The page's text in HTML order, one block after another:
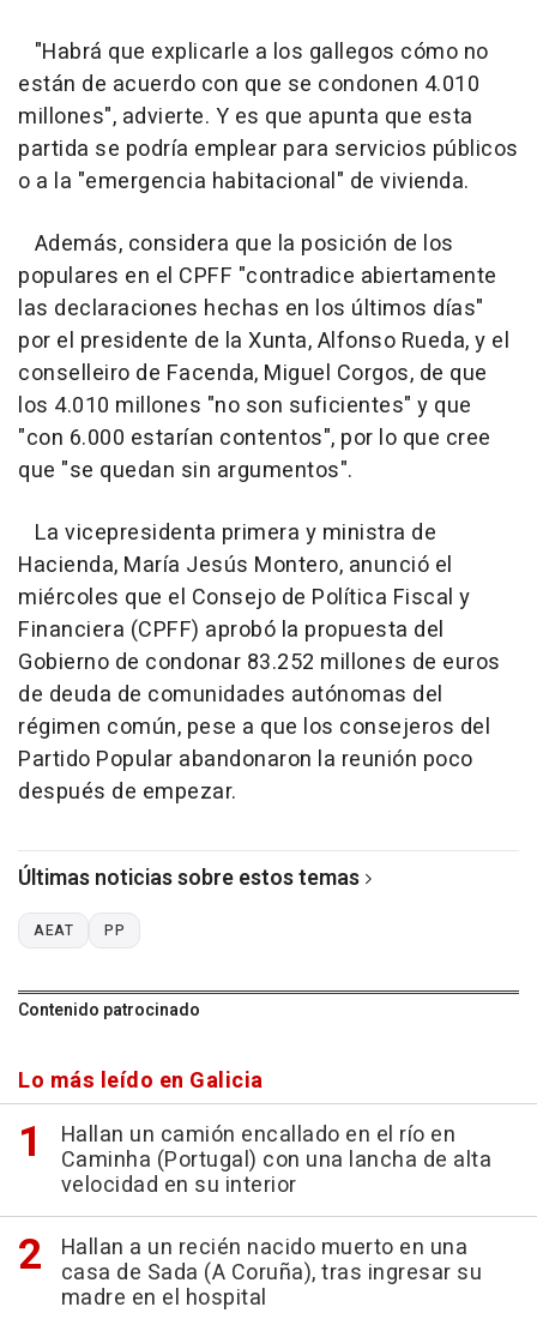
"Habrá que explicarle a los gallegos cómo no
están de acuerdo con que se condonen 4.010
millones", advierte. Y es que apunta que esta
partida se podría emplear para servicios públicos
o a la "emergencia habitacional" de vivienda.
Además, considera que la posición de los
populares en el CPFF "contradice abiertamente
las declaraciones hechas en los últimos días"
por el presidente de la Xunta, Alfonso Rueda, y el
conselleiro de Facenda, Miguel Corgos, de que
los 4.010 millones "no son suficientes" y que
"con 6.000 estarían contentos", por lo que cree
que "se quedan sin argumentos".
La vicepresidenta primera y ministra de
Hacienda, María Jesús Montero, anunció el
miércoles que el Consejo de Política Fiscal y
Financiera (CPFF) aprobó la propuesta del
Gobierno de condonar 83.252 millones de euros
de deuda de comunidades autónomas del
régimen común, pese a que los consejeros del
Partido Popular abandonaron la reunión poco
después de empezar.
Últimas noticias sobre estos temas
AEAT PP
Contenido patrocinado
Lo más leído en Galicia
Hallan un camión encallado en el río en
Caminha (Portugal) con una lancha de alta
velocidad en su interior
Hallan a un recién nacido muerto en una
casa de Sada (A Coruña), tras ingresar su
madre en el hospital